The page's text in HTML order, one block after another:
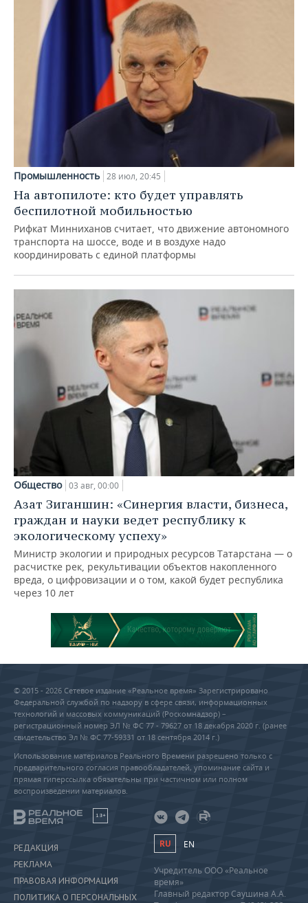
Промышленность 28 июл, 20:45
На автопилоте: кто будет управлять
беспилотной мобильностью
Рифкат Минниханов считает, что движение автономного
транспорта на шоссе, воде и в воздухе надо
координировать с единой платформы
Общество 03 авг, 00:00
Азат Зиганшин: «Синергия власти, бизнеса,
граждан и науки ведет республику к
экологическому успеху»
Министр экологии и природных ресурсов Татарстана — о
расчистке рек, рекультивации объектов накопленного
вреда, о цифровизации и о том, какой будет республика
через 10 лет
© 2015 - 2026 Сетевое издание «Реальное время» Зарегистрировано
Федеральной службой по надзору в сфере связи, информационных
технологий и массовых коммуникаций (Роскомнадзор) –
регистрационный номер ЭЛ № ФС 77 - 79627 от 18 декабря 2020 г. (ранее
свидетельство Эл № ФС 77-59331 от 18 сентября 2014 г.)
Использование материалов Реального Времени разрешено только с
предварительного согласия правообладателей, упоминание сайта и
прямая гиперссылка обязательны при частичном или полном
воспроизведении материалов.
18+
РЕДАКЦИЯ
РЕКЛАМА
ПРАВОВАЯ ИНФОРМАЦИЯ
ПОЛИТИКА О ПЕРСОНАЛЬНЫХ
RU EN
Учредитель ООО «Реальное
время»
Главный редактор Саушина А.А.